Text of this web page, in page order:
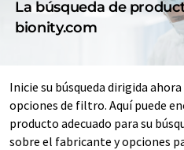
La búsqueda de
bionity.com
Inicie su búsqueda dirigida
opciones de filtro. Aquí puede
producto adecuado para su
sobre el fabricante y opciones